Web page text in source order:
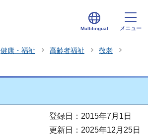
Multilingual メニュー
健康・福祉 高齢者福祉
敬老
登録日：2015年7月1日
更新日：2025年12月25日